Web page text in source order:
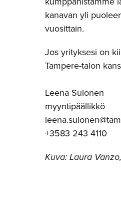
kanavan yli
vuosittain.
Jos yrityksesi on
Tampere-talon
Leena Sulonen
myyntipäällikkö
+3583 243 4110
Kuva: Laura